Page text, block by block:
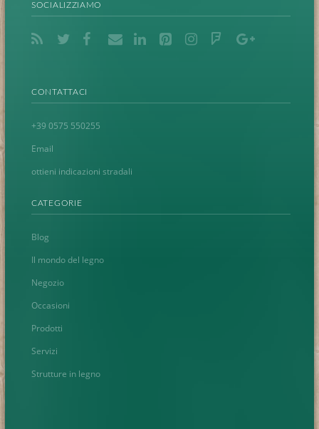
SOCIALIZZIAMO
CONTATTACI
+39 0575 550255
Email
ottieni indicazioni stradali
CATEGORIE
Blog
Il mondo del legno
Negozio
Occasioni
Prodotti
Servizi
Strutture in legno